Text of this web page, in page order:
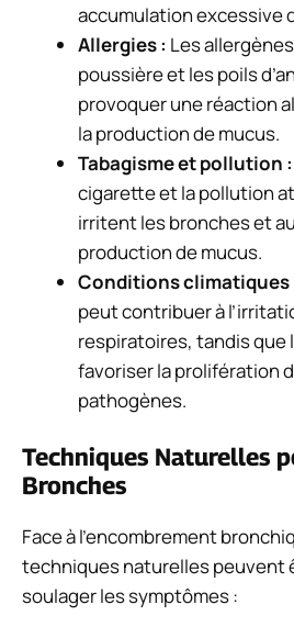
accumulation excessive
Allergies : Les
poussière et les poils
provoquer une réaction
la production de mucus.
Tabagisme et pollution :
cigarette et la pollution
irritent les bronches et
production de mucus.
Conditions climatiques
peut contribuer à
respiratoires, tandis que
favoriser la prolifération
pathogènes.
Techniques Naturelles
Bronches
Face à l’encombrement
techniques naturelles peuvent
soulager les symptômes :